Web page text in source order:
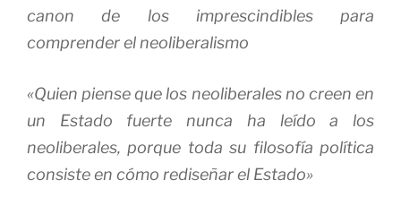
canon de los imprescindibles para
comprender el neoliberalismo
«Quien piense que los neoliberales no creen en
un Estado fuerte nunca ha leído a los
neoliberales, porque toda su filosofía política
consiste en cómo rediseñar el Estado»